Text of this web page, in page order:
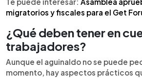
migratorios y fiscales para el Get
¿Qué deben tener en
trabajadores?
Aunque el aguinaldo no se puede
momento, hay aspectos prácticos